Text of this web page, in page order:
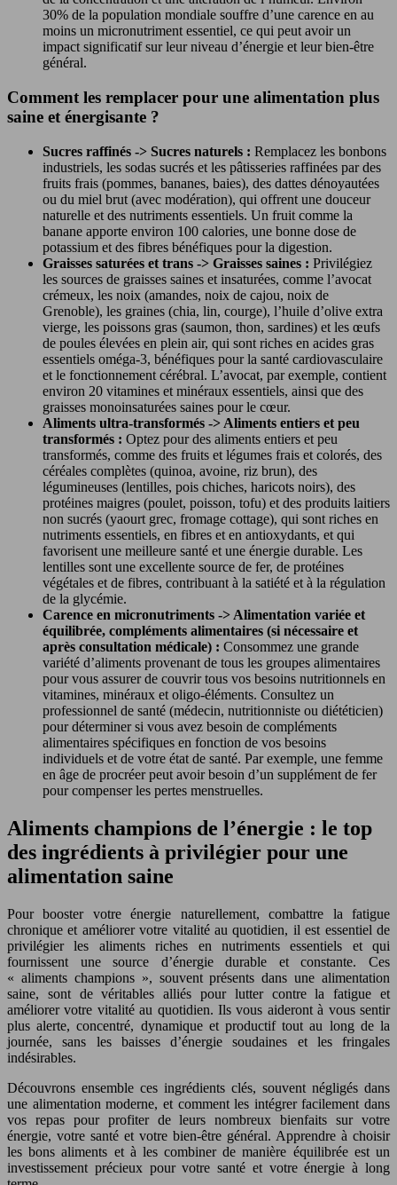
30% de la population mondiale souffre d’une carence en au
moins un micronutriment essentiel, ce qui peut avoir un
impact significatif sur leur niveau d’énergie et leur bien-être
général.
Comment les remplacer pour une alimentation plus
saine et énergisante ?
Sucres raffinés -> Sucres naturels : Remplacez les bonbons
industriels, les sodas sucrés et les pâtisseries raffinées par des
fruits frais (pommes, bananes, baies), des dattes dénoyautées
ou du miel brut (avec modération), qui offrent une douceur
naturelle et des nutriments essentiels. Un fruit comme la
banane apporte environ 100 calories, une bonne dose de
potassium et des fibres bénéfiques pour la digestion.
Graisses saturées et trans -> Graisses saines : Privilégiez
les sources de graisses saines et insaturées, comme l’avocat
crémeux, les noix (amandes, noix de cajou, noix de
Grenoble), les graines (chia, lin, courge), l’huile d’olive extra
vierge, les poissons gras (saumon, thon, sardines) et les œufs
de poules élevées en plein air, qui sont riches en acides gras
essentiels oméga-3, bénéfiques pour la santé cardiovasculaire
et le fonctionnement cérébral. L’avocat, par exemple, contient
environ 20 vitamines et minéraux essentiels, ainsi que des
graisses monoinsaturées saines pour le cœur.
Aliments ultra-transformés -> Aliments entiers et peu
transformés : Optez pour des aliments entiers et peu
transformés, comme des fruits et légumes frais et colorés, des
céréales complètes (quinoa, avoine, riz brun), des
légumineuses (lentilles, pois chiches, haricots noirs), des
protéines maigres (poulet, poisson, tofu) et des produits laitiers
non sucrés (yaourt grec, fromage cottage), qui sont riches en
nutriments essentiels, en fibres et en antioxydants, et qui
favorisent une meilleure santé et une énergie durable. Les
lentilles sont une excellente source de fer, de protéines
végétales et de fibres, contribuant à la satiété et à la régulation
de la glycémie.
Carence en micronutriments -> Alimentation variée et
équilibrée, compléments alimentaires (si nécessaire et
après consultation médicale) : Consommez une grande
variété d’aliments provenant de tous les groupes alimentaires
pour vous assurer de couvrir tous vos besoins nutritionnels en
vitamines, minéraux et oligo-éléments. Consultez un
professionnel de santé (médecin, nutritionniste ou diététicien)
pour déterminer si vous avez besoin de compléments
alimentaires spécifiques en fonction de vos besoins
individuels et de votre état de santé. Par exemple, une femme
en âge de procréer peut avoir besoin d’un supplément de fer
pour compenser les pertes menstruelles.
Aliments champions de l’énergie : le top
des ingrédients à privilégier pour une
alimentation saine
Pour booster votre énergie naturellement, combattre la fatigue
chronique et améliorer votre vitalité au quotidien, il est essentiel de
privilégier les aliments riches en nutriments essentiels et qui
fournissent une source d’énergie durable et constante. Ces
« aliments champions », souvent présents dans une alimentation
saine, sont de véritables alliés pour lutter contre la fatigue et
améliorer votre vitalité au quotidien. Ils vous aideront à vous sentir
plus alerte, concentré, dynamique et productif tout au long de la
journée, sans les baisses d’énergie soudaines et les fringales
indésirables.
Découvrons ensemble ces ingrédients clés, souvent négligés dans
une alimentation moderne, et comment les intégrer facilement dans
vos repas pour profiter de leurs nombreux bienfaits sur votre
énergie, votre santé et votre bien-être général. Apprendre à choisir
les bons aliments et à les combiner de manière équilibrée est un
investissement précieux pour votre santé et votre énergie à long